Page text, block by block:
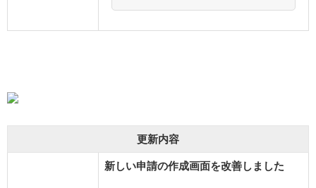
更新内容
新しい申請の作成画面を改善しました